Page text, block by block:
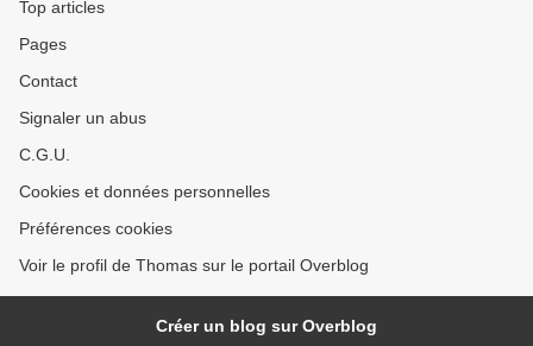
Top articles
Pages
Contact
Signaler un abus
C.G.U.
Cookies et données personnelles
Préférences cookies
Voir le profil de Thomas sur le portail Overblog
Créer un blog sur Overblog